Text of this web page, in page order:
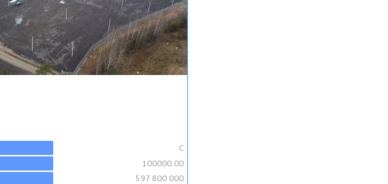
C
100000.00
597 800 000